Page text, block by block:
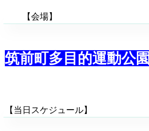
【会場】
筑前町多目的運動公園
【当日スケジュール】